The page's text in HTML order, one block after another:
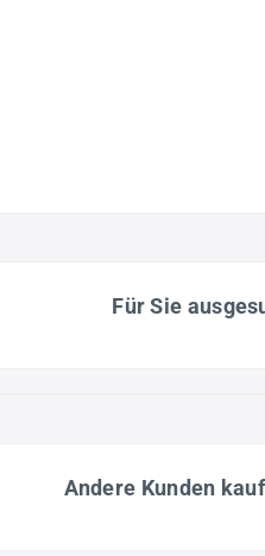
Für Sie
Andere Kunden